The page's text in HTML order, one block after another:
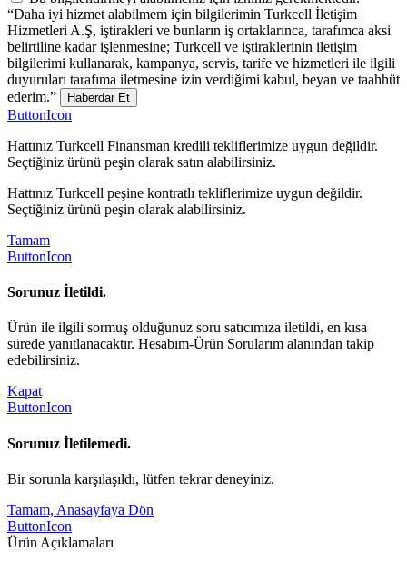
“Daha iyi hizmet alabilmem için bilgilerimin Turkcell İletişim
Hizmetleri A.Ş, iştirakleri ve bunların iş ortaklarınca, tarafımca aksi
belirtiline kadar işlenmesine; Turkcell ve iştiraklerinin iletişim
bilgilerimi kullanarak, kampanya, servis, tarife ve hizmetleri ile ilgili
duyuruları tarafıma iletmesine izin verdiğimi kabul, beyan ve taahhüt
ederim.”
Haberdar Et
ButtonIcon
Hattınız Turkcell Finansman kredili tekliflerimize uygun değildir.
Seçtiğiniz ürünü peşin olarak satın alabilirsiniz.
Hattınız Turkcell peşine kontratlı tekliflerimize uygun değildir.
Seçtiğiniz ürünü peşin olarak alabilirsiniz.
Tamam
ButtonIcon
Sorunuz İletildi.
Ürün ile ilgili sormuş olduğunuz soru satıcımıza iletildi, en kısa
sürede yanıtlanacaktır. Hesabım-Ürün Sorularım alanından takip
edebilirsiniz.
Kapat
ButtonIcon
Sorunuz İletilemedi.
Bir sorunla karşılaşıldı, lütfen tekrar deneyiniz.
Tamam, Anasayfaya Dön
ButtonIcon
Ürün Açıklamaları